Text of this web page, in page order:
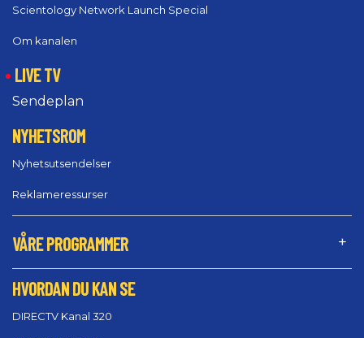
Scientology Network Launch Special
Om kanalen
LIVE TV
Sendeplan
NYHETSROM
Nyhetsutsendelser
Reklameressurser
VÅRE PROGRAMMER
HVORDAN DU KAN SE
DIRECTV Kanal 320